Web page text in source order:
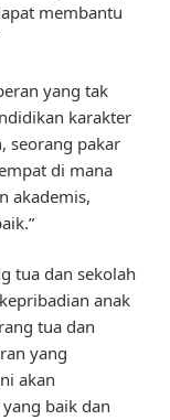
membantu
yang tak
karakter
seorang pakar
di mana
akademis,
tua dan sekolah
anak
tua dan
yang
akan
baik dan